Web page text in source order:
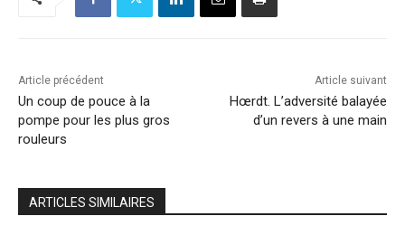
Article précédent
Un coup de pouce à la
pompe pour les plus gros
rouleurs
Article suivant
Hœrdt. L’adversité balayée
d’un revers à une main
ARTICLES SIMILAIRES